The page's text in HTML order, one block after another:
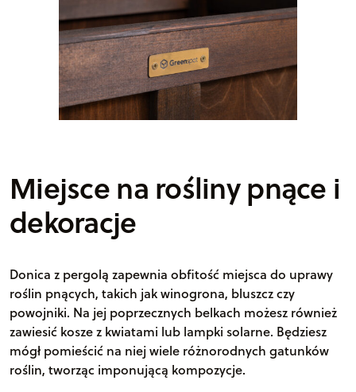
Miejsce na rośliny pnące i
dekoracje
Donica z pergolą zapewnia obfitość miejsca do uprawy
roślin pnących, takich jak winogrona, bluszcz czy
powojniki. Na jej poprzecznych belkach możesz również
zawiesić kosze z kwiatami lub lampki solarne. Będziesz
mógł pomieścić na niej wiele różnorodnych gatunków
roślin, tworząc imponującą kompozycje.